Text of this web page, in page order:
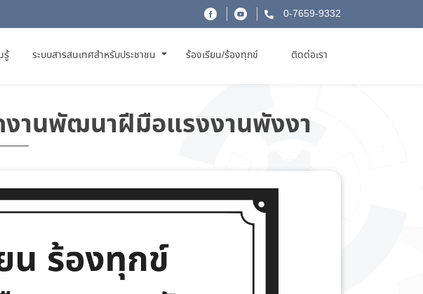
0-7659-9332
รู้ ระบบสารสนเทศสำหรับประชาชน ร้องเรียน/ร้องทุกข์ ติดต่อเรา
งานพัฒนาฝีมือแรงงานพังงา